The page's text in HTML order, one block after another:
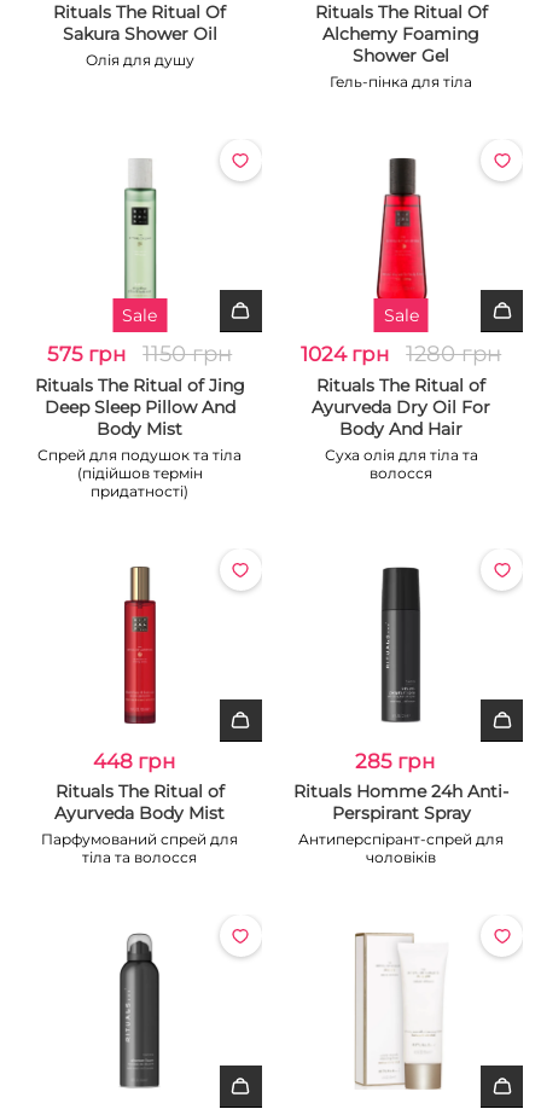
Rituals The Ritual Of
Sakura Shower Oil
Олія для душу
Rituals The Ritual Of
Alchemy Foaming
Shower Gel
Гель-пінка для тіла
Sale
575 грн 1150 грн
Rituals The Ritual of Jing
Deep Sleep Pillow And
Body Mist
Спрей для подушок та тіла
(підійшов термін
придатності)
Sale
1024 грн 1280 грн
Rituals The Ritual of
Ayurveda Dry Oil For
Body And Hair
Суха олія для тіла та
волосся
448 грн
Rituals The Ritual of
Ayurveda Body Mist
Парфумований спрей для
тіла та волосся
285 грн
Rituals Homme 24h Anti-
Perspirant Spray
Антиперспірант-спрей для
чоловіків